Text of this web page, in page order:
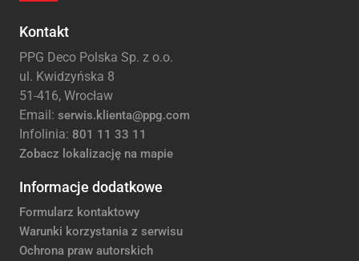
Kontakt
PPG Deco Polska Sp. z o.o.
ul. Kwidzyńska 8
51-416, Wrocław
Email: serwis.klienta@ppg.com
Infolinia: 801 11 33 11
Zobacz lokalizację na mapie
Informacje dodatkowe
Formularz kontaktowy
Warunki korzystania z serwisu
Ochrona praw autorskich